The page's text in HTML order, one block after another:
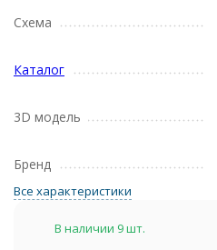
Схема
Каталог
3D модель
Бренд
Все характеристики
В наличии 9 шт.